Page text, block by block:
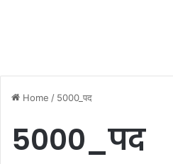
Home / 5000_पद
5000_पद